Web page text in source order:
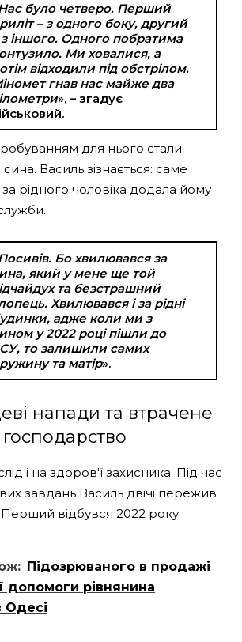
було четверо. Перший
– з одного боку, другий
з іншого. Одного побратима
Ми ховалися, а
відходили під обстрілом.
гнав нас майже два
», – згадує
для нього стали
Василь зізнається: саме
за рідного чоловіка додала йому
Бо хвилювався за
який у мене ще той
та безстрашний
Хвилювався і за рідні
адже коли ми з
у 2022 році пішли до
то залишили самих
та матір».
напади та втрачене
господарство
і на здоров'ї захисника. Під час
завдань Василь двічі пережив
відбувся 2022 року.
Підозрюваного в продажі
допомоги рівнянина
Одесі